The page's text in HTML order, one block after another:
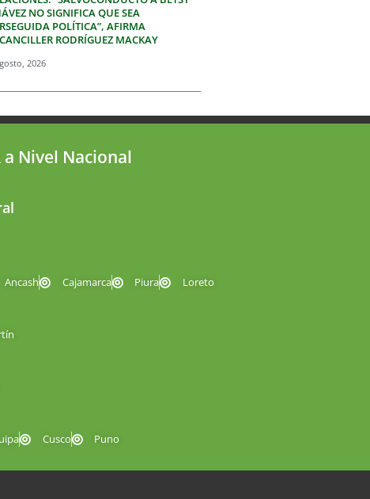
NO SIGNIFICA QUE SEA
POLÍTICA”, AFIRMA
RODRÍGUEZ MACKAY
2026
a Nivel Nacional
Ancash Cajamarca Piura Loreto
Cusco Puno